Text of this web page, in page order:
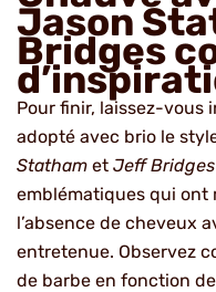
Jason
Bridges
Pour finir, laissez-vous
adopté avec brio le
Statham et Jeff Bridges
emblématiques qui ont
l’absence de cheveux
entretenue. Observez
de barbe en fonction